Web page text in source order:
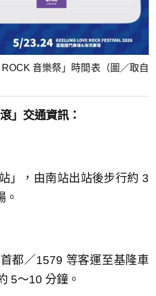
音樂祭」時間表（圖／取自
」交通資訊：
」，由南站出站後步行約 3
。
都／1579 等客運至基隆車
5～10 分鐘。